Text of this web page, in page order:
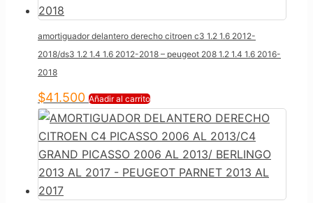
amortiguador delantero derecho citroen c3 1.2 1.6 2012-
2018/ds3 1.2 1.4 1.6 2012-2018 – peugeot 208 1.2 1.4 1.6 2016-
2018
$41.500 Añadir al carrito